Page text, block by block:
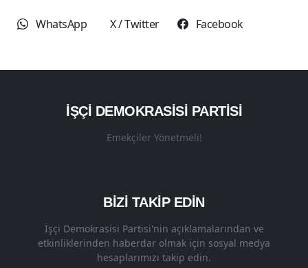
WhatsApp X / Twitter Facebook
İŞÇI DEMOKRASISI PARTISI
Emekçiler Yönetmeli!
BİZİ TAKİP EDİN
İşçi Demokrasisi Partisi'nin açıklamalarından ve
etkinliklerinden haberdar olmak için sosyal medya
hesaplarımızı takip edin.